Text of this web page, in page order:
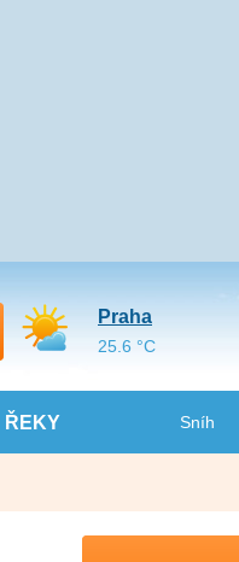
ŘEKY Sníh
Praha
25.6 °C